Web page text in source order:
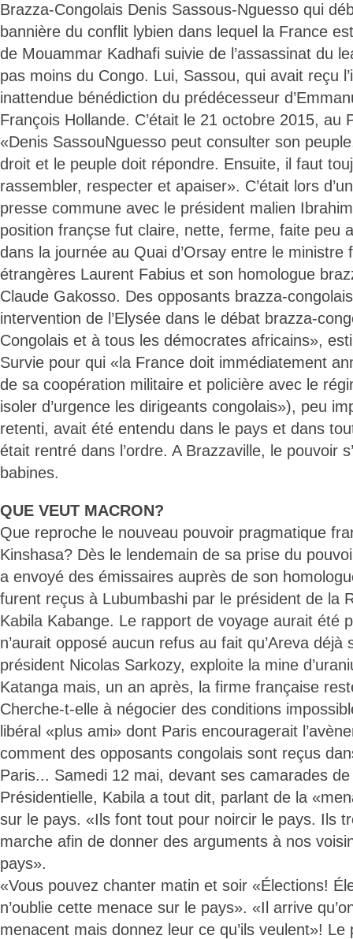
Brazza-Congolais Denis Sassous-Nguesso qui
bannière du conflit lybien dans lequel la France
de Mouammar Kadhafi suivie de l’assassinat du
pas moins du Congo. Lui, Sassou, qui avait reçu
inattendue bénédiction du prédécesseur
François Hollande. C’était le 21 octobre 2015, au
«Denis SassouNguesso peut consulter son
droit et le peuple doit répondre. Ensuite, il faut
rassembler, respecter et apaiser». C’était lors
presse commune avec le président malien
position françse fut claire, nette, ferme, faite peu
dans la journée au Quai d’Orsay entre le ministre
étrangères Laurent Fabius et son homologue
Claude Gakosso. Des opposants brazza-
intervention de l’Elysée dans le débat brazza-
Congolais et à tous les démocrates africains»,
Survie pour qui «la France doit immédiatement
de sa coopération militaire et policière avec le
isoler d’urgence les dirigeants congolais»), peu
retenti, avait été entendu dans le pays et dans
était rentré dans l’ordre. A Brazzaville, le pouvoir
babines.
QUE VEUT MACRON?
Que reproche le nouveau pouvoir pragmatique
Kinshasa? Dès le lendemain de sa prise du
a envoyé des émissaires auprès de son
furent reçus à Lubumbashi par le président de la
Kabila Kabange. Le rapport de voyage aurait été
n’aurait opposé aucun refus au fait qu’Areva déjà
président Nicolas Sarkozy, exploite la mine
Katanga mais, un an après, la firme française
Cherche-t-elle à négocier des conditions
libéral «plus ami» dont Paris encouragerait
comment des opposants congolais sont reçus
Paris... Samedi 12 mai, devant ses camarades
Présidentielle, Kabila a tout dit, parlant de la
sur le pays. «Ils font tout pour noircir le pays. Ils
marche afin de donner des arguments à nos
pays».
«Vous pouvez chanter matin et soir «Élections!
n’oublie cette menace sur le pays». «Il arrive
menacent mais donnez leur ce qu’ils veulent»!